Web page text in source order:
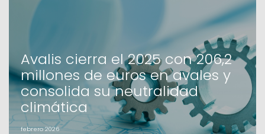
pequeñas y medianas empresas podrán acceder a
recursos en condiciones preferentes y con el apoyo
Avalis cierra el 2025 con 206,2
millones de euros en avales y
consolida su neutralidad
climática
febrero 2026